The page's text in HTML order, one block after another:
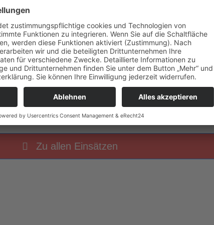
B BMA ausgelöste Brandmeldeanlage
Zu allen Einsätzen